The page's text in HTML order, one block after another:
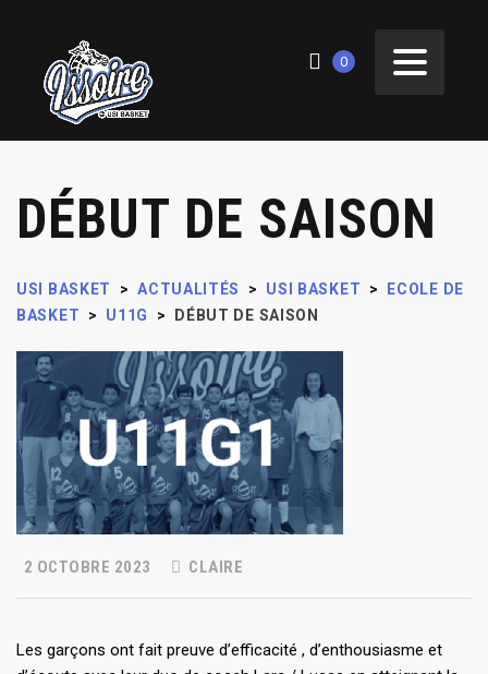
0
DÉBUT DE SAISON
USI BASKET > ACTUALITÉS > USI BASKET >
ECOLE DE
BASKET
> U11G > DÉBUT DE SAISON
2 OCTOBRE 2023 CLAIRE
Les garçons ont fait preuve d’efficacité , d’enthousiasme et